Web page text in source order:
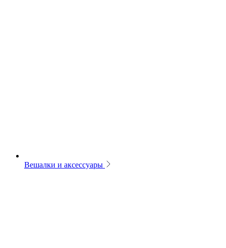
Вешалки и аксессуары